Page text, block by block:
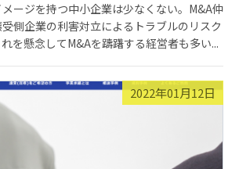
ージを持つ中小企業は少なくない。M&A仲
側企業の利害対立によるトラブルのリスク
を懸念してM&Aを躊躇する経営者も多い...
2022年01月12日